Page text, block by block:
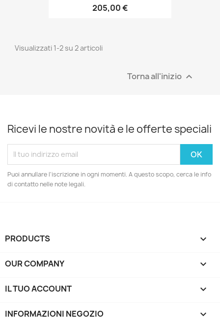
205,00 €
Visualizzati 1-2 su 2 articoli
Torna all'inizio 
Ricevi le nostre novità e le offerte speciali
Puoi annullare l'iscrizione in ogni momenti. A questo scopo, cerca le info
di contatto nelle note legali.
PRODUCTS 
OUR COMPANY 
IL TUO ACCOUNT 
INFORMAZIONI NEGOZIO keyboard_arrow_down